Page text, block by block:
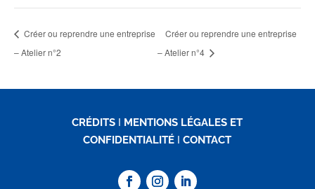
Créer ou reprendre une entreprise
– Atelier n°2
Créer ou reprendre une entreprise
– Atelier n°4
CRÉDITS I MENTIONS LÉGALES ET
CONFIDENTIALITÉ ICONTACT